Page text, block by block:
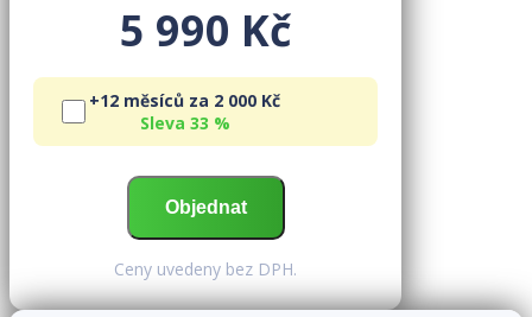
5 990 Kč
+12 měsíců za 2 000 Kč
Sleva 33 %
Ceny uvedeny bez DPH.